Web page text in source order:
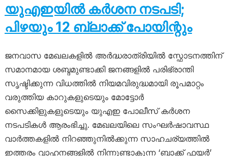
യുഎഇയിൽ കർശന നടപടി;
പിഴയും 12 ബ്ലാക്ക് പോയിന്റും
ജനവാസ മേഖലകളിൽ അർദ്ധരാത്രിയിൽ സ്ഫോടനത്തിന്
സമാനമായ ശബ്ദമുണ്ടാക്കി ജനങ്ങളിൽ പരിഭ്രാന്തി
സൃഷ്ടിക്കുന്ന വിധത്തിൽ നിയമവിരുദ്ധമായി രൂപമാറ്റം
വരുത്തിയ കാറുകളുടെയും മോട്ടോർ
സൈക്കിളുകളുടെയും യുഎഇ പോലീസ് കർശന
നടപടികൾ ആരംഭിച്ചു. മേഖലയിലെ സംഘർഷാവസ്ഥ
വാർത്തകളിൽ നിറഞ്ഞുനിൽക്കുന്ന സാഹചര്യത്തിൽ
ഇത്തരം വാഹനങ്ങളിൽ നിന്നുണ്ടാകുന്ന ‘ബാക്ക് ഫയർ’